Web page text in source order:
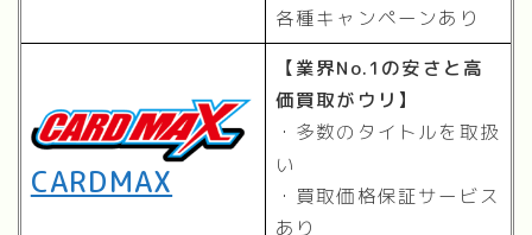
各種キャンペーンあり
CARDMAX
【業界No.1の安さと高
価買取がウリ】
・多数のタイトルを取扱
い
・買取価格保証サービス
あり